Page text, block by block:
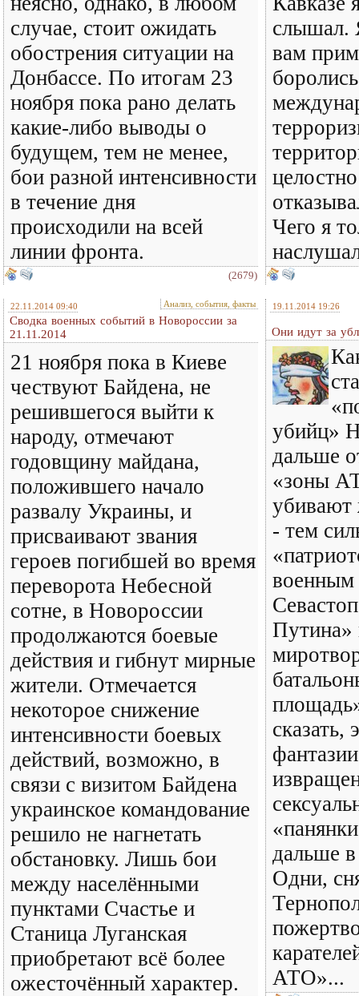
случае, стоит ожидать
обострения ситуации на
Донбассе. По итогам 23
ноября пока рано делать
какие-либо выводы о
будущем, тем не менее,
бои разной интенсивности
в течение дня
происходили на всей
линии фронта.
(2679)
слышал.
вам
Чего я
22.11.2014 09:40 Анализ, события, факты
Сводка военных событий в Новороссии за
21.11.2014
21 ноября пока в Киеве
чествуют Байдена, не
решившегося выйти к
народу, отмечают
годовщину майдана,
положившего начало
развалу Украины, и
присваивают звания
героев погибшей во время
переворота Небесной
сотне, в Новороссии
продолжаются боевые
действия и гибнут мирные
жители. Отмечается
некоторое снижение
интенсивности боевых
действий, возможно, в
связи с визитом Байдена
украинское командование
решило не нагнетать
обстановку. Лишь бои
между населёнными
пунктами Счастье и
Станица Луганская
приобретают всё более
ожесточённый характер.
19.11.2014 19:26
Они идут за
убийц»
дальше
«зоны
убивают
- тем
военным
Путина»
сказать,
дальше
Одни,
АТО»...